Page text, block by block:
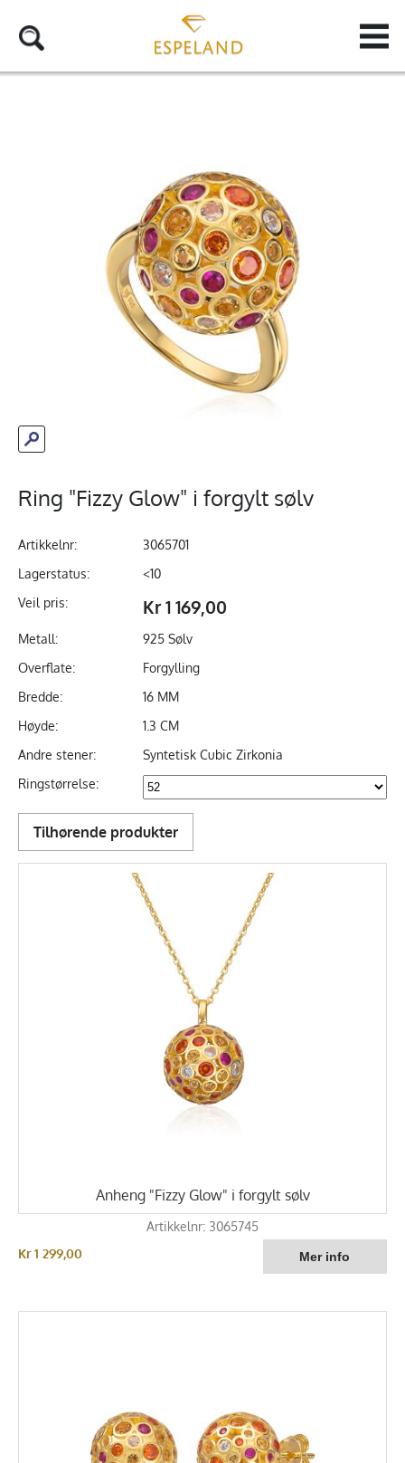
Ring "Fizzy Glow" i forgylt sølv
Artikkelnr:
3065701
Lagerstatus:
<10
Veil pris:
Kr 1 169,00
Metall:
925 Sølv
Overflate:
Forgylling
Bredde:
16 MM
Høyde:
1.3 CM
Andre stener:
Syntetisk Cubic Zirkonia
Ringstørrelse:
Tilhørende produkter
Anheng "Fizzy Glow" i forgylt sølv
Artikkelnr: 3065745
Kr 1 299,00